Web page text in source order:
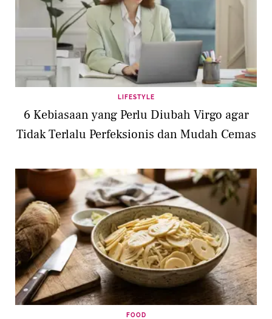
LIFESTYLE
6 Kebiasaan yang Perlu Diubah Virgo agar
Tidak Terlalu Perfeksionis dan Mudah Cemas
FOOD